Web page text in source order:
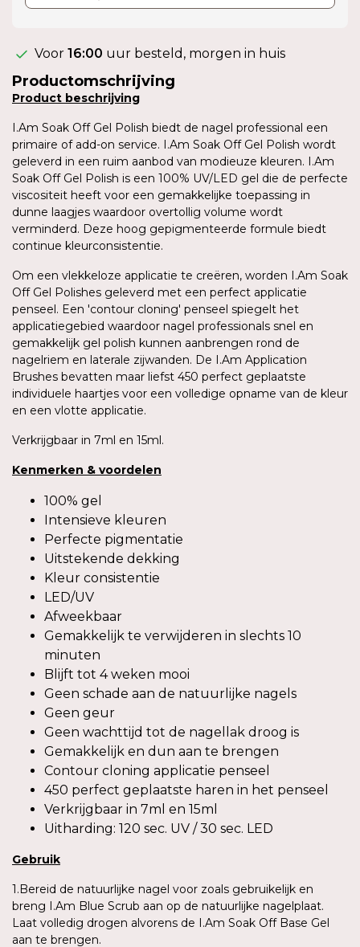
Voor 16:00 uur besteld, morgen in huis
Productomschrijving
Product beschrijving
I.Am Soak Off Gel Polish biedt de nagel professional een
primaire of add-on service. I.Am Soak Off Gel Polish wordt
geleverd in een ruim aanbod van modieuze kleuren. I.Am
Soak Off Gel Polish is een 100% UV/LED gel die de perfecte
viscositeit heeft voor een gemakkelijke toepassing in
dunne laagjes waardoor overtollig volume wordt
verminderd. Deze hoog gepigmenteerde formule biedt
continue kleurconsistentie.
Om een vlekkeloze applicatie te creëren, worden I.Am Soak
Off Gel Polishes geleverd met een perfect applicatie
penseel. Een 'contour cloning' penseel spiegelt het
applicatiegebied waardoor nagel professionals snel en
gemakkelijk gel polish kunnen aanbrengen rond de
nagelriem en laterale zijwanden. De I.Am Application
Brushes bevatten maar liefst 450 perfect geplaatste
individuele haartjes voor een volledige opname van de kleur
en een vlotte applicatie.
Verkrijgbaar in 7ml en 15ml.
Kenmerken & voordelen
100% gel
Intensieve kleuren
Perfecte pigmentatie
Uitstekende dekking
Kleur consistentie
LED/UV
Afweekbaar
Gemakkelijk te verwijderen in slechts 10
minuten
Blijft tot 4 weken mooi
Geen schade aan de natuurlijke nagels
Geen geur
Geen wachttijd tot de nagellak droog is
Gemakkelijk en dun aan te brengen
Contour cloning applicatie penseel
450 perfect geplaatste haren in het penseel
Verkrijgbaar in 7ml en 15ml
Uitharding: 120 sec. UV / 30 sec. LED
Gebruik
1.Bereid de natuurlijke nagel voor zoals gebruikelijk en
breng I.Am Blue Scrub aan op de natuurlijke nagelplaat.
Laat volledig drogen alvorens de I.Am Soak Off Base Gel
aan te brengen.